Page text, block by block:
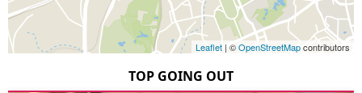
Leaflet | ©OpenStreetMapcontributors
TOP GOING OUT